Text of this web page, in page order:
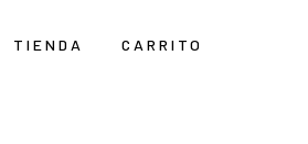
TIENDA CARRITO